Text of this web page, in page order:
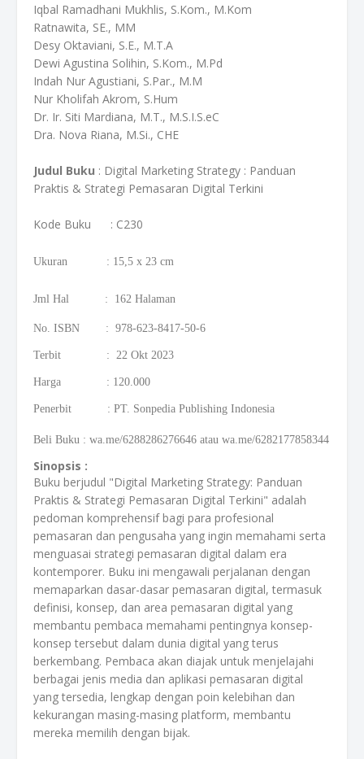
Iqbal Ramadhani Mukhlis, S.Kom., M.Kom
Ratnawita, SE., MM
Desy Oktaviani, S.E., M.T.A
Dewi Agustina Solihin, S.Kom., M.Pd
Indah Nur Agustiani, S.Par., M.M
Nur Kholifah Akrom, S.Hum
Dr. Ir. Siti Mardiana, M.T., M.S.I.S.eC
Dra. Nova Riana, M.Si., CHE
Judul Buku : Digital Marketing Strategy : Panduan
Praktis & Strategi Pemasaran Digital Terkini
Kode Buku : C230
Ukuran : 15,5 x 23 cm
Jml Hal : 162 Halaman
No. ISBN : 978-623-8417-50-6
Terbit : 22 Okt 2023
Harga : 120.000
Penerbit : PT. Sonpedia Publishing Indonesia
Beli Buku : wa.me/6288286276646 atau wa.me/6282177858344
Sinopsis :
Buku berjudul "Digital Marketing Strategy: Panduan
Praktis & Strategi Pemasaran Digital Terkini" adalah
pedoman komprehensif bagi para profesional
pemasaran dan pengusaha yang ingin memahami serta
menguasai strategi pemasaran digital dalam era
kontemporer. Buku ini mengawali perjalanan dengan
memaparkan dasar-dasar pemasaran digital, termasuk
definisi, konsep, dan area pemasaran digital yang
membantu pembaca memahami pentingnya konsep-
konsep tersebut dalam dunia digital yang terus
berkembang. Pembaca akan diajak untuk menjelajahi
berbagai jenis media dan aplikasi pemasaran digital
yang tersedia, lengkap dengan poin kelebihan dan
kekurangan masing-masing platform, membantu
mereka memilih dengan bijak.